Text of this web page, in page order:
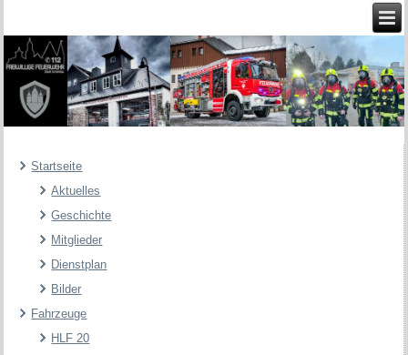
Startseite
Aktuelles
Geschichte
Mitglieder
Dienstplan
Bilder
Fahrzeuge
HLF 20